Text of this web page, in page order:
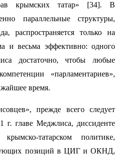
крымских татар» [34]. В
параллельные структуры,
распространяется только на
и весьма эффективно: одного
достаточно, чтобы любые
«парламентариев»,
время.
прежде всего следует
г. главе Меджлиса, диссиденте
татарском политике,
позиций в ЦИГ и ОКНД,